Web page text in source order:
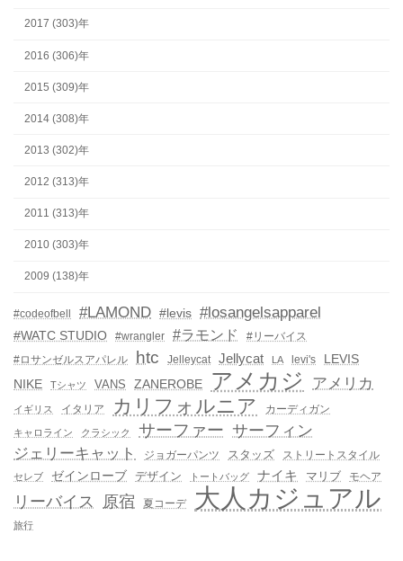
2017 (303)年
2016 (306)年
2015 (309)年
2014 (308)年
2013 (302)年
2012 (313)年
2011 (313)年
2010 (303)年
2009 (138)年
#codeofbell #LAMOND #levis #losangelsapparel
#WATC STUDIO #wrangler #ラモンド
#リーバイス
#ロサンゼルスアパレル
htc Jelleycat Jellycat LA levi's
LEVIS
NIKE
Tシャツ VANS ZANEROBE アメカジ アメリカ
イギリス イタリア カリフォルニア カーディガン
キャロライン クラシック サーファー サーフィン
ジェリーキャット
ジョガーパンツ スタッズ ストリートスタイル
セレブ ゼインローブ デザイン トートバッグ ナイキ マリブ モヘア
リーバイス 原宿 夏コーデ 大人カジュアル
旅行